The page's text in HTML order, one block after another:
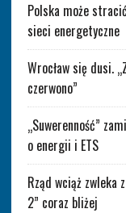
Polska może
sieci energetyczne
Wrocław się dusi.
czerwono”
„Suwerenność”
o energii i ETS
Rząd wciąż zwleka
2” coraz bliżej